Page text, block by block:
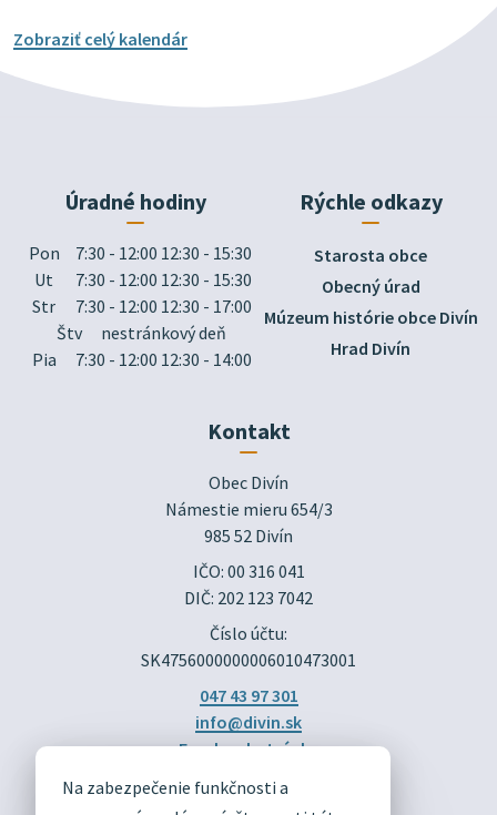
Na zabezpečenie funkčnosti a
Zobraziť celý kalendár
Úradné hodiny
Pon
7:30 - 12:00 12:30 - 15:30
Ut
7:30 - 12:00 12:30 - 15:30
Str
7:30 - 12:00 12:30 - 17:00
Štv
nestránkový deň
Pia
7:30 - 12:00 12:30 - 14:00
Rýchle odkazy
Starosta obce
Obecný úrad
Múzeum histórie obce Divín
Hrad Divín
Kontakt
Obec Divín
Námestie mieru 654/3
985 52 Divín
IČO: 00 316 041
DIČ: 202 123 7042
Číslo účtu:
SK4756000000006010473001
047 43 97 301
info@divin.sk
Facebook stránka